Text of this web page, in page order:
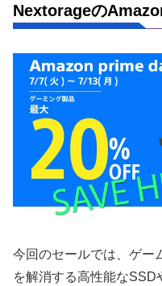
Nextorageの
今回のセールでは、ゲー
を解消する高性能な